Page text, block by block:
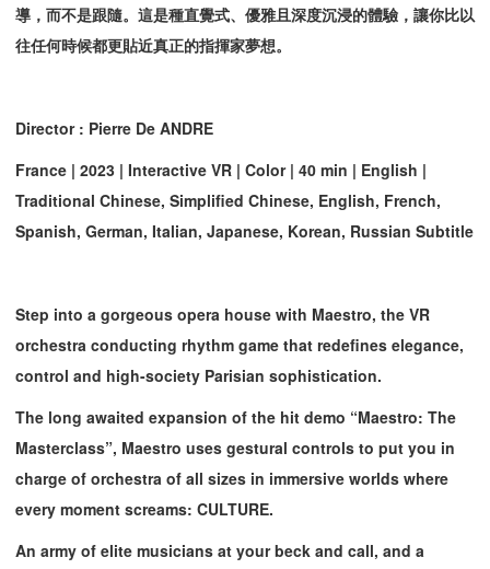
導，而不是跟隨。這是種直覺式、優雅且深度沉浸的體驗，讓你比以
往任何時候都更貼近真正的指揮家夢想。
Director : Pierre De ANDRE
France | 2023 | Interactive VR | Color | 40 min | English |
Traditional Chinese, Simplified Chinese, English, French,
Spanish, German, Italian, Japanese, Korean, Russian Subtitle
Step into a gorgeous opera house with Maestro, the VR
orchestra conducting rhythm game that redefines elegance,
control and high-society Parisian sophistication.
The long awaited expansion of the hit demo “Maestro: The
Masterclass”, Maestro uses gestural controls to put you in
charge of orchestra of all sizes in immersive worlds where
every moment screams: CULTURE.
An army of elite musicians at your beck and call, and a